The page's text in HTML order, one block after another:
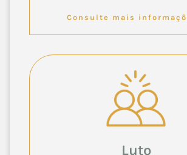
Consulte mais
Luto